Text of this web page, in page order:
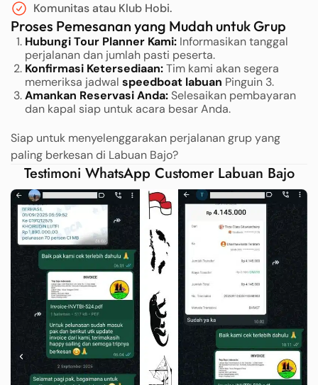
Komunitas atau Klub Hobi.
Proses Pemesanan yang Mudah untuk Grup
Hubungi Tour Planner Kami:Informasikan tanggal
perjalanan dan jumlah pasti peserta.
Konfirmasi Ketersediaan:Tim kami akan segera
memeriksa jadwal speedboat labuan Pinguin 3.
Amankan Reservasi Anda:Selesaikan pembayaran
dan kapal siap untuk acara besar Anda.
Siap untuk menyelenggarakan perjalanan grup yang
paling berkesan di Labuan Bajo?
Testimoni WhatsApp Customer Labuan Bajo